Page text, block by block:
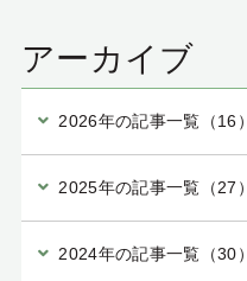
アーカイブ
2026年の記事一覧（16）
2025年の記事一覧（27）
2024年の記事一覧（30）